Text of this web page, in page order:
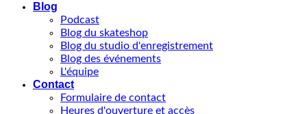
Blog
Podcast
Blog du skateshop
Blog du studio d'enregistrement
Blog des événements
L'équipe
Contact
Formulaire de contact
Heures d'ouverture et accès